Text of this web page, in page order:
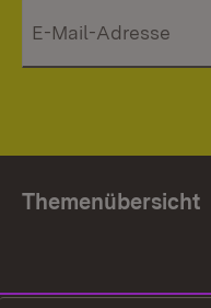
Themenübersicht